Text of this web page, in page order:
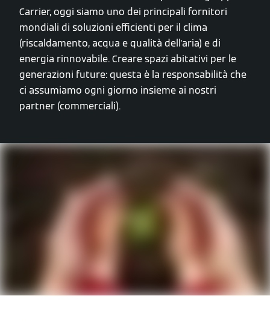
Carrier, oggi siamo uno dei principali fornitori
mondiali di soluzioni efficienti per il clima
(riscaldamento, acqua e qualità dell'aria) e di
energia rinnovabile. Creare spazi abitativi per le
generazioni future: questa è la responsabilità che
ci assumiamo ogni giorno insieme ai nostri
partner (commerciali).